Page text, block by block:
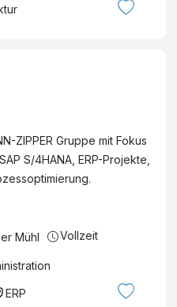
ZIPPER Gruppe mit Fokus
S/4HANA, ERP-Projekte,
Mühl Vollzeit
ERP